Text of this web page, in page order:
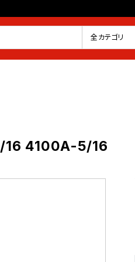
お気に入り
全カテゴリ
16 4100A-5/16